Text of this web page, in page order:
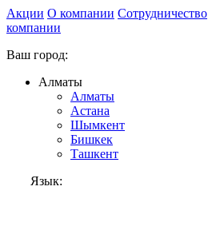
Акции О компании Сотрудничество
компании
Ваш город:
Алматы
Алматы
Астана
Шымкент
Бишкек
Ташкент
Язык: